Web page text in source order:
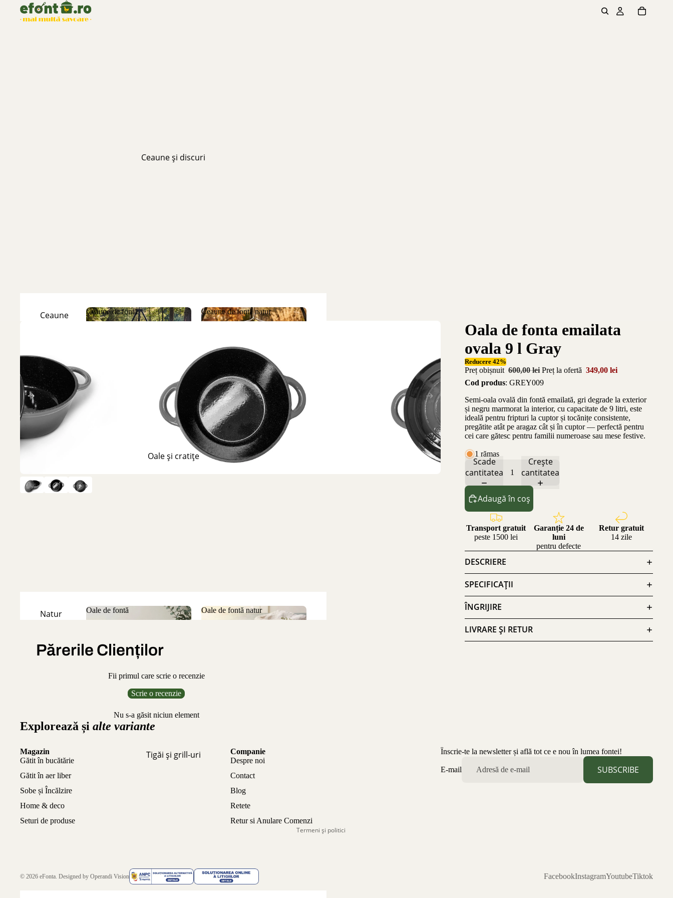
Ceaune și discuri
Ceaune
Emailate
Discuri
de fontă
Ceaune de fontă
Ceaune de fontă natur
Oale și cratițe
Natur
Oale de fontă
Oale de fontă natur
Tigăi și grill-uri
Oala de fonta emailata
ovala 9 l Gray
Reducere 42%
Preț obișnuit 600,00 lei Preț la ofertă 349,00 lei
Cod produs: GREY009
Semi-oala ovală din fontă emailată, gri degrade la exterior
și negru marmorat la interior, cu capacitate de 9 litri, este
ideală pentru fripturi la cuptor și tocănițe consistente,
pregătite atât pe aragaz cât și în cuptor — perfectă pentru
cei care gătesc pentru familii numeroase sau mese festive.
1 rămas
Scade
cantitatea
Crește
cantitatea
Adaugă în coș
Transport gratuit
peste 1500 lei
Garanție 24 de
luni
pentru defecte
Retur gratuit
14 zile
DESCRIERE
SPECIFICAȚII
ÎNGRIJIRE
LIVRARE ȘI RETUR
Părerile Clienților
Fii primul care scrie o recenzie
Scrie o recenzie
Nu s-a găsit niciun element
Explorează și alte variante
Magazin
Gătit în bucătărie
Gătit în aer liber
Sobe și Încălzire
Home & deco
Seturi de produse
Companie
Despre noi
Contact
Blog
Retete
Retur si Anulare Comenzi
Înscrie-te la newsletter și află tot ce e nou în lumea fontei!
E-mail SUBSCRIBE
© 2026 eFonta. Designed by Operandi Vision
Termeni și politici
FacebookInstagramYoutubeTiktok